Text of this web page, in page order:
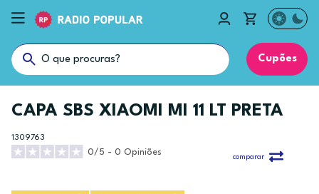
Cupões
CAPA SBS XIAOMI MI 11 LT PRETA
1309763
0/5 - 0 Opiniões
comparar